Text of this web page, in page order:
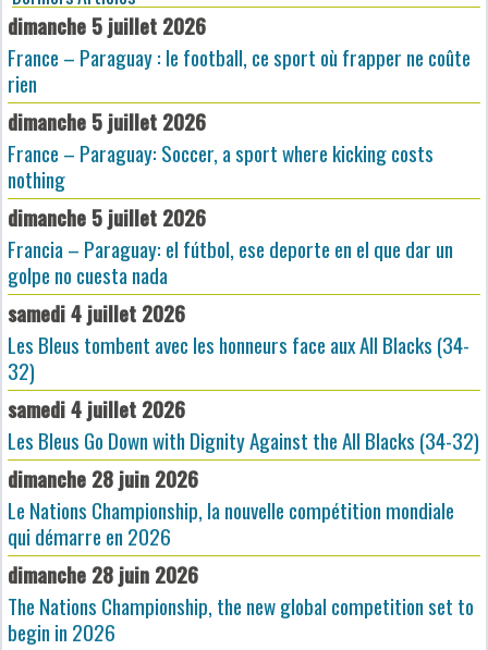
dimanche 5 juillet 2026
France – Paraguay : le football, ce sport où frapper ne coûte
rien
dimanche 5 juillet 2026
France – Paraguay: Soccer, a sport where kicking costs
nothing
dimanche 5 juillet 2026
Francia – Paraguay: el fútbol, ese deporte en el que dar un
golpe no cuesta nada
samedi 4 juillet 2026
Les Bleus tombent avec les honneurs face aux All Blacks (34-
32)
samedi 4 juillet 2026
Les Bleus Go Down with Dignity Against the All Blacks (34-32)
dimanche 28 juin 2026
Le Nations Championship, la nouvelle compétition mondiale
qui démarre en 2026
dimanche 28 juin 2026
The Nations Championship, the new global competition set to
begin in 2026